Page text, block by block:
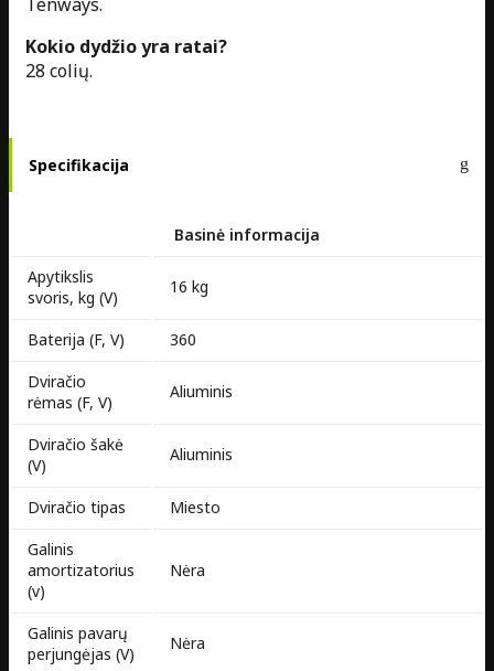
Kokio dydžio yra ratai?
28 colių.
Specifikacija
Basinė informacija
Apytikslis
svoris, kg (V)
16 kg
Baterija (F, V)
360
Dviračio
rėmas (F, V)
Aliuminis
Dviračio šakė
(V)
Aliuminis
Dviračio tipas
Miesto
Galinis
amortizatorius
(v)
Nėra
Galinis pavarų
perjungėjas (V)
Nėra